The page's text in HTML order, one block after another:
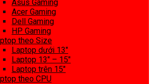
Asus Gaming
Acer Gaming
Dell Gaming
HP Gaming
theo Size
Laptop dưới 13″
Laptop 13″ – 15″
Laptop trên 15″
theo CPU